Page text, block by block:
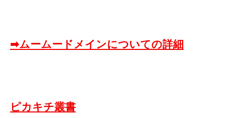
➡ムームードメインについての詳細
ピカキチ叢書